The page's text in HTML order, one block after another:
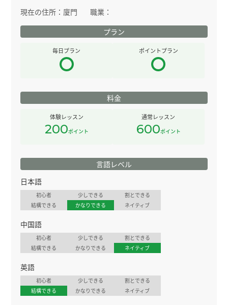
現在の住所： 廈門
職業：
プラン
毎日プラン ポイントプラン
料金
体験レッスン
200ポイント
通常レッスン
600ポイント
言語レベル
日本語
初心者 少しできる
割とできる
結構できる
かなりできる ネイティブ
中国語
初心者 少しできる
割とできる
結構できる
かなりできる ネイティブ
英語
初心者 少しできる
割とできる
結構できる
かなりできる ネイティブ